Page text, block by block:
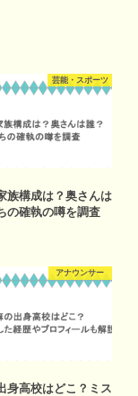
芸能・スポーツ
族構成は？奥さんは
の確執の噂を調査
アナウンサー
身高校はどこ？ミス